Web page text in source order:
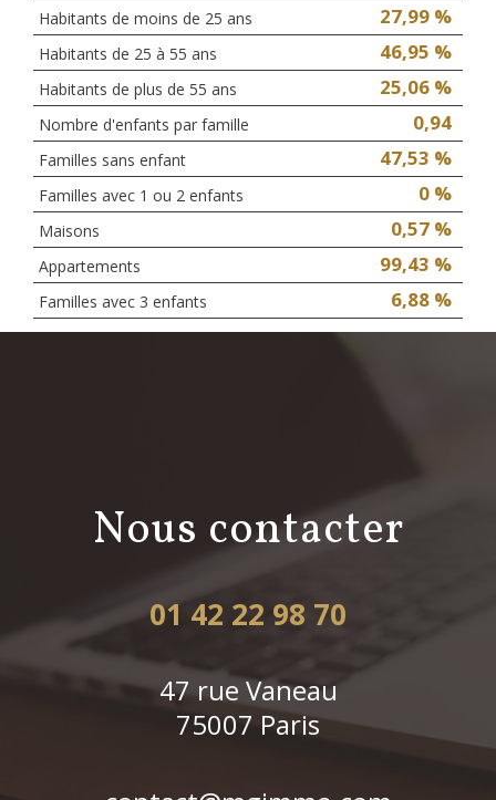
Habitants de moins de 25 ans 27,99 %
Habitants de 25 à 55 ans 46,95 %
Habitants de plus de 55 ans 25,06 %
Nombre d'enfants par famille 0,94
Familles sans enfant 47,53 %
Familles avec 1 ou 2 enfants 0 %
Maisons 0,57 %
Appartements 99,43 %
Familles avec 3 enfants 6,88 %
nous contacter
01 42 22 98 70
47 rue Vaneau
75007 Paris